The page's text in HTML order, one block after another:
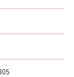
as that
(Oct 1995),
terms are